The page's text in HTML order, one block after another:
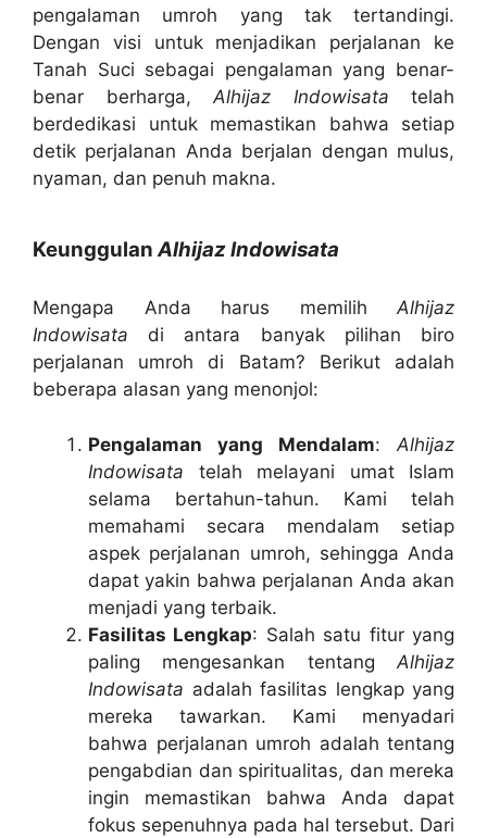
pengalaman umroh yang tak tertandingi.
Dengan visi untuk menjadikan perjalanan ke
Tanah Suci sebagai pengalaman yang benar-
benar berharga, Alhijaz Indowisata telah
berdedikasi untuk memastikan bahwa setiap
detik perjalanan Anda berjalan dengan mulus,
nyaman, dan penuh makna.
KeunggulanAlhijaz Indowisata
Mengapa Anda harus memilihAlhijaz
Indowisata di antara banyak pilihan biro
perjalanan umroh di Batam? Berikut adalah
beberapa alasan yang menonjol:
Pengalaman yang Mendalam: Alhijaz
Indowisata telah melayani umat Islam
selama bertahun-tahun. Kami telah
memahami secara mendalam setiap
aspek perjalanan umroh, sehingga Anda
dapat yakin bahwa perjalanan Anda akan
menjadi yang terbaik.
Fasilitas Lengkap: Salah satu fitur yang
paling mengesankan tentang Alhijaz
Indowisata adalah fasilitas lengkap yang
mereka tawarkan. Kami menyadari
bahwa perjalanan umroh adalah tentang
pengabdian dan spiritualitas, dan mereka
ingin memastikan bahwa Anda dapat
fokus sepenuhnya pada hal tersebut. Dari